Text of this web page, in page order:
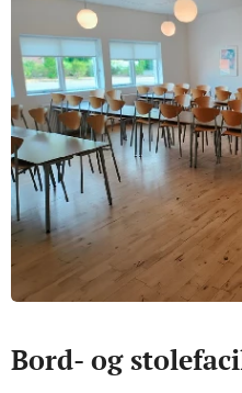
Bord- og